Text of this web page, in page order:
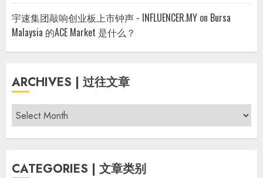
宇速集团敲响创业板上市钟声 - INFLUENCER.MY on Bursa
Malaysia 的ACE Market 是什么？
ARCHIVES | 过往文章
Archives
|
过
文
CATEGORIES | 文章类别